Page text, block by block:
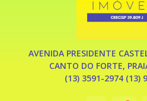
AVENIDA PRESIDENTE
CANTO DO FORTE,
(13) 3591-2974 (13)